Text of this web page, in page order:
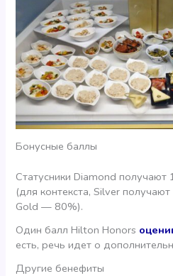
Бонусные баллы
Статусники Diamond
(для контекста, Silver
Gold — 80%).
Один балл Hilton Honors
есть, речь идет о
Другие бенефиты